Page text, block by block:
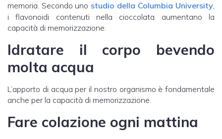
memoria. Secondo uno studio della Columbia University,
i flavonoidi contenuti nella cioccolata aumentano la
capacità di memorizzazione.
Idratare il corpo bevendo
molta acqua
L’apporto di acqua per il nostro organismo è fondamentale
anche per la capacità di memorizzazione.
Fare colazione ogni mattina